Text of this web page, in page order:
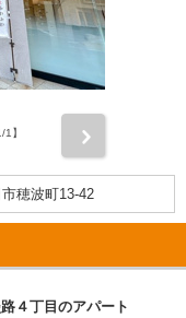
/1】
穂波町13-42
４丁目のアパート